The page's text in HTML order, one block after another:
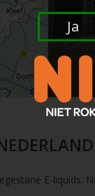
E-liquids.
Ja